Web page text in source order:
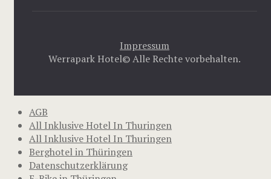
Impressum
Werrapark Hotel© Alle Rechte vorbehalten.
AGB
All Inklusive Hotel In Thuringen
All Inklusive Hotel In Thuringen
Berghotel in Thüringen
Datenschutzerklärung